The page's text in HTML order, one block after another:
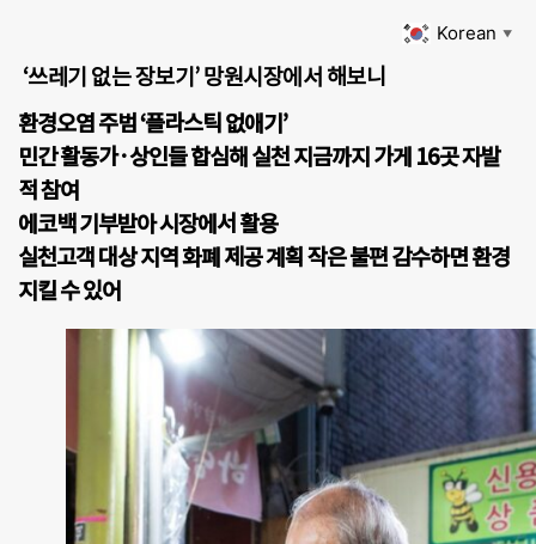
Korean ▼
‘쓰레기 없는 장보기’ 망원시장에서 해보니
환경오염 주범 ‘플라스틱 없애기’
민간 활동가·상인들 합심해 실천 지금까지 가게 16곳 자발
적 참여
에코백 기부받아 시장에서 활용
실천고객 대상 지역 화폐 제공 계획 작은 불편 감수하면 환경
지킬 수 있어